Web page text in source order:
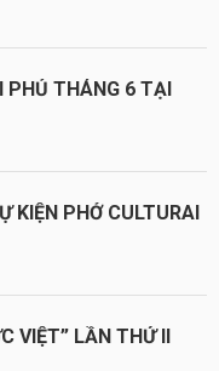
PHỦ THÁNG 6 TẠI
KIỆN PHỞ CULTURAI
VIỆT” LẦN THỨ II